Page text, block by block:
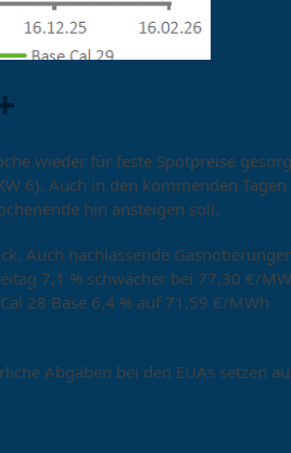
wieder für feste Spotpreise
6). Auch in den kommenden Tagen
hin ansteigen soll.
Auch nachlassende
7,1 % schwächer bei 77,30 €/
28 Base 6,4 % auf 71,59 €/MWh
Abgaben bei den EUAs setzen